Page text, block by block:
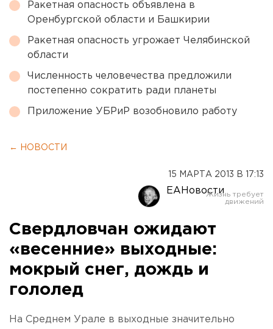
Ракетная опасность объявлена в
Оренбургской области и Башкирии
Ракетная опасность угрожает Челябинской
области
Численность человечества предложили
постепенно сократить ради планеты
Приложение УБРиР возобновило работу
← НОВОСТИ
15 МАРТА 2013 В 17:13
ЕАНовости
Свердловчан ожидают
«весенние» выходные:
мокрый снег, дождь и
гололед
На Среднем Урале в выходные значительно